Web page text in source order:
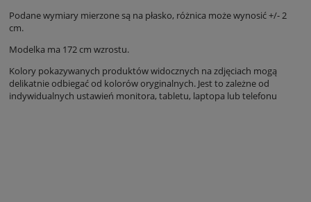
Podane wymiary mierzone są na płasko, różnica może wynosić +/- 2
cm.
Modelka ma 172 cm wzrostu.
Kolory pokazywanych produktów widocznych na zdjęciach mogą
delikatnie odbiegać od kolorów oryginalnych. Jest to zależne od
indywidualnych ustawień monitora, tabletu, laptopa lub telefonu